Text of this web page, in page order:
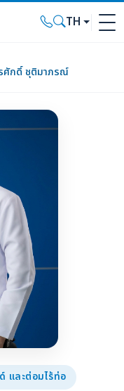
TH
ศักดิ์ ชุติมาภรณ์
และต่อมไร้ท่อ